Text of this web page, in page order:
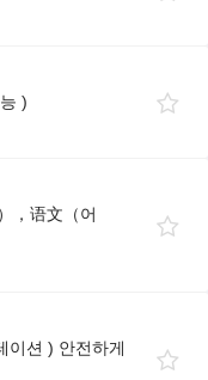
)
，语文（어
전하게